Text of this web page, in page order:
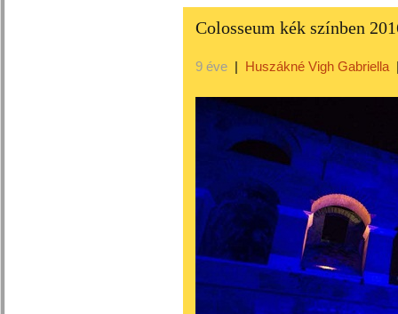
Colosseum kék színben
9 éve | Huszákné Vigh Gabriella